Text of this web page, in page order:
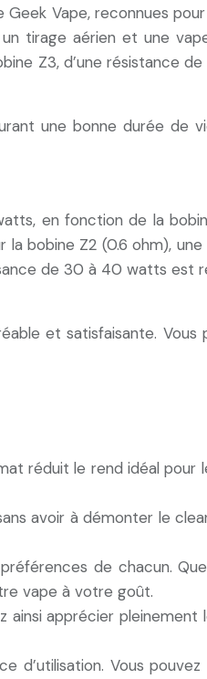
Vape, reconnues
tirage aérien et une
Z3, d’une résistance
une bonne durée de
en fonction de la
bobine Z2 (0.6 ohm),
de 30 à 40 watts est
et satisfaisante. Vous
réduit le rend idéal pour
avoir à démonter le
de chacun.
vape à votre goût.
apprécier
d’utilisation. Vous